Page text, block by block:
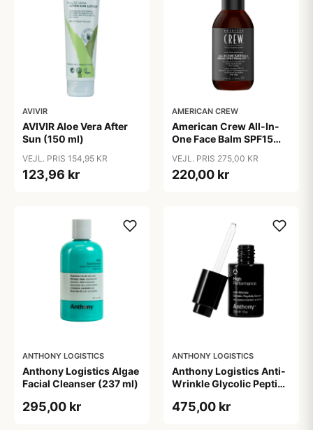
AVIVIR
AVIVIR Aloe Vera After
Sun (150 ml)
VEJL. PRIS 154,95 KR
123,96 kr
AMERICAN CREW
American Crew All-In-
One Face Balm SPF15
VEJL. PRIS 275,00 KR
220,00 kr
ANTHONY LOGISTICS
Anthony Logistics Algae
Facial Cleanser (237 ml)
295,00 kr
ANTHONY LOGISTICS
Anthony Logistics Anti-
Wrinkle Glycolic Peptide
475,00 kr